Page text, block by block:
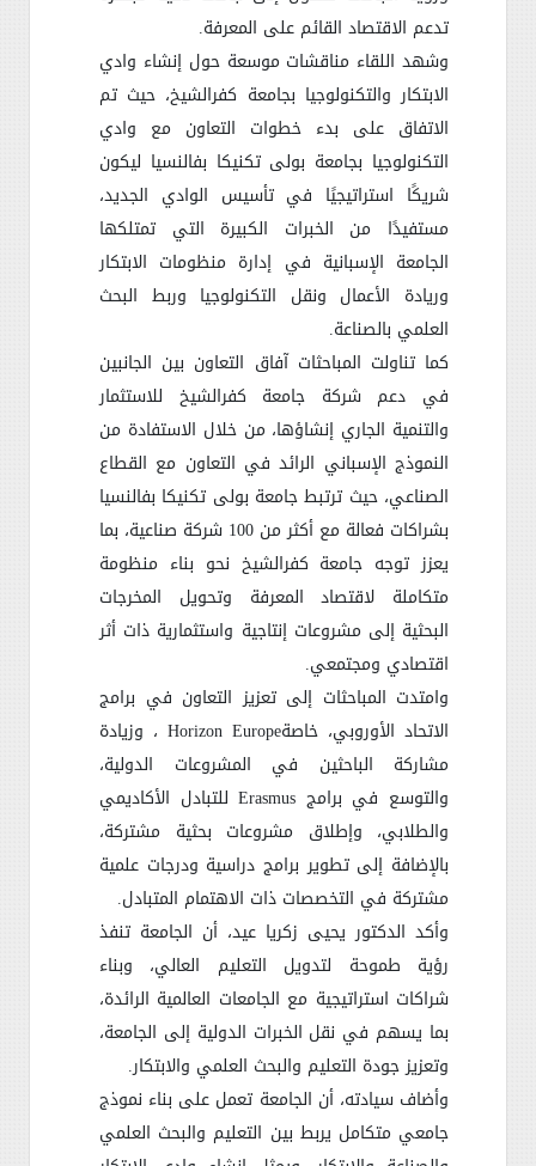
تدعم الاقتصاد القائم على المعرفة.
وشهد اللقاء مناقشات موسعة حول إنشاء وادي
الابتكار والتكنولوجيا بجامعة كفرالشيخ، حيث تم
الاتفاق على بدء خطوات التعاون مع وادي
التكنولوجيا بجامعة بولى تكنيكا بفالنسيا ليكون
شريكًا استراتيجيًا في تأسيس الوادي الجديد،
مستفيدًا من الخبرات الكبيرة التي تمتلكها
الجامعة الإسبانية في إدارة منظومات الابتكار
وريادة الأعمال ونقل التكنولوجيا وربط البحث
العلمي بالصناعة.
كما تناولت المباحثات آفاق التعاون بين الجانبين
في دعم شركة جامعة كفرالشيخ للاستثمار
والتنمية الجاري إنشاؤها، من خلال الاستفادة من
النموذج الإسباني الرائد في التعاون مع القطاع
الصناعي، حيث ترتبط جامعة بولى تكنيكا بفالنسيا
بشراكات فعالة مع أكثر من 100 شركة صناعية، بما
يعزز توجه جامعة كفرالشيخ نحو بناء منظومة
متكاملة لاقتصاد المعرفة وتحويل المخرجات
البحثية إلى مشروعات إنتاجية واستثمارية ذات أثر
اقتصادي ومجتمعي.
وامتدت المباحثات إلى تعزيز التعاون في برامج
الاتحاد الأوروبي، خاصةHorizon Europe ، وزيادة
مشاركة الباحثين في المشروعات الدولية،
والتوسع في برامج Erasmus للتبادل الأكاديمي
والطلابي، وإطلاق مشروعات بحثية مشتركة،
بالإضافة إلى تطوير برامج دراسية ودرجات علمية
مشتركة في التخصصات ذات الاهتمام المتبادل.
وأكد الدكتور يحيى زكريا عيد، أن الجامعة تنفذ
رؤية طموحة لتدويل التعليم العالي، وبناء
شراكات استراتيجية مع الجامعات العالمية الرائدة،
بما يسهم في نقل الخبرات الدولية إلى الجامعة،
وتعزيز جودة التعليم والبحث العلمي والابتكار.
وأضاف سيادته، أن الجامعة تعمل على بناء نموذج
جامعي متكامل يربط بين التعليم والبحث العلمي